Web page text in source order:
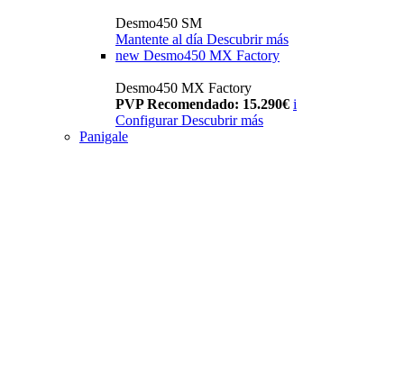
Desmo450 SM
Mantente al día Descubrir más
new Desmo450 MX Factory
Desmo450 MX Factory
PVP Recomendado: 15.290€ i
Configurar Descubrir más
Panigale